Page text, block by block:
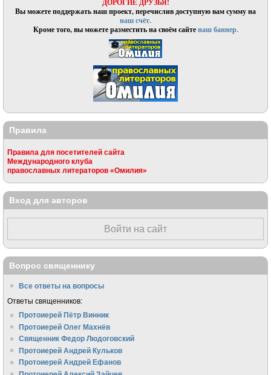
Вы можете поддержать наш проект, перечислив доступную вам сумму на
наш счёт.
Кроме того, вы можете разместить на своём сайтенаш баннер.
Правила
Правила для посетителей сайта
Международного клуба
православных литераторов «Омилия»
Вход для авторов
Войти на сайт
Вопрос священнику
Все ответы на вопросы
Ответы священников:
Протоиерей Пётр Винник
Протоиерей Олег Махнёв
Священник Федор Людоговский
Протоиерей Андрей Кульков
Протоиерей Андрей Ефанов